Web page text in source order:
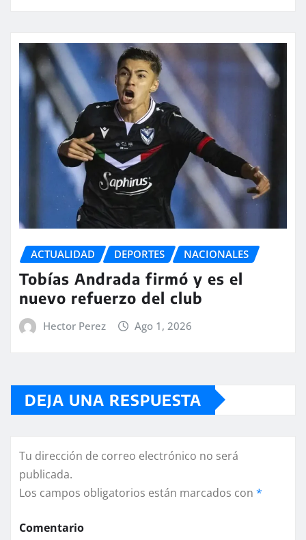
ACTUALIDAD DEPORTES NACIONALES
Tobías Andrada firmó y es el
nuevo refuerzo del club
Hector Perez Ago 1, 2026
DEJA UNA RESPUESTA
Tu dirección de correo electrónico no será
publicada.
Los campos obligatorios están marcados con *
Comentario